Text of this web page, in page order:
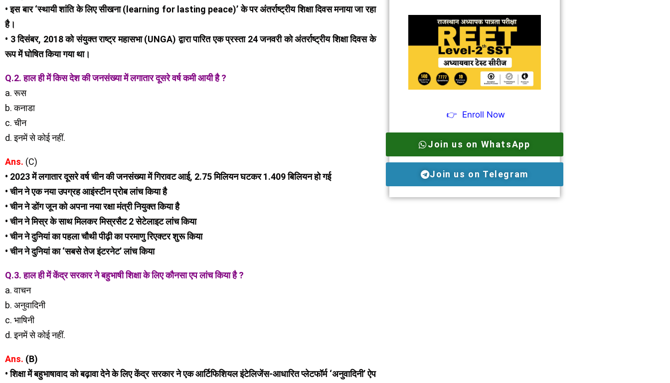
• इस बार ‘स्थायी शांति के लिए सीखना (learning for lasting peace)’ के पर अंतर्राष्ट्रीय शिक्षा दिवस मनाया जा रहा
है।
• 3 दिसंबर, 2018 को संयुक्त राष्ट्र महासभा (UNGA) द्वारा पारित एक प्रस्ता 24 जनवरी को अंतर्राष्ट्रीय शिक्षा दिवस के
रूप में घोषित किया गया था।
Q.2. हाल ही में किस देश की जनसंख्या में लगातार दूसरे वर्ष कमी आयी है ?
a. रूस
b. कनाडा
c. चीन
d. इनमें से कोई नहीं.
Ans. (C)
• 2023 में लगातार दूसरे वर्ष चीन की जनसंख्या में गिरावट आई, 2.75 मिलियन घटकर 1.409 बिलियन हो गई
• चीन ने एक नया उपग्रह आइंस्टीन प्रोब लांच किया है
• चीन ने डोंग जून को अपना नया रक्षा मंत्री नियुक्त किया है
• चीन ने मिस्र के साथ मिलकर मिस्रसैट 2 सेटेलाइट लांच किया
• चीन ने दुनियां का पहला चौथी पीढ़ी का परमाणु रिएक्टर शुरू किया
• चीन ने दुनियां का ‘सबसे तेज इंटरनेट’ लांच किया
Q.3. हाल ही में केंद्र सरकार ने बहुभाषी शिक्षा के लिए कौनसा एप लांच किया है ?
a. वाचन
b. अनुवादिनी
c. भाषिनी
d. इनमें से कोई नहीं.
Ans. (B)
• शिक्षा में बहुभाषावाद को बढ़ावा देने के लिए केंद्र सरकार ने एक आर्टिफिशियल इंटेलिजेंस-आधारित प्लेटफॉर्म ‘अनुवादिनी’ ऐप
👉 Enroll Now
Join us on WhatsApp
Join us on Telegram